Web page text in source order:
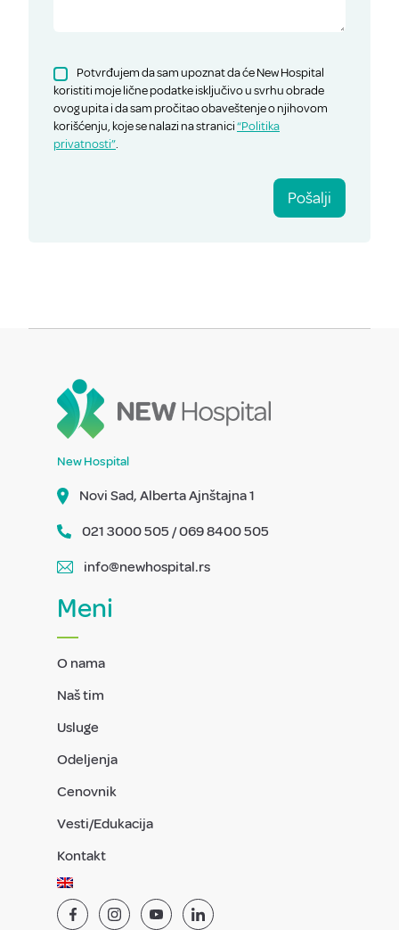
Potvrđujem da sam upoznat da će New Hospital
koristiti moje lične podatke isključivo u svrhu obrade
ovog upita i da sam pročitao obaveštenje o njihovom
korišćenju, koje se nalazi na stranici“Politika
privatnosti”.
Pošalji
New Hospital
Novi Sad, Alberta Ajnštajna 1
021 3000 505 / 069 8400 505
info@newhospital.rs
Meni
O nama
Naš tim
Usluge
Odeljenja
Cenovnik
Vesti/Edukacija
Kontakt